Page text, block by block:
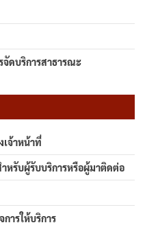
จัดบริการสาธารณะ
เจ้าหน้าที่
หรับผู้รับบริการหรือผู้มาติดต่อ
ารให้บริการ